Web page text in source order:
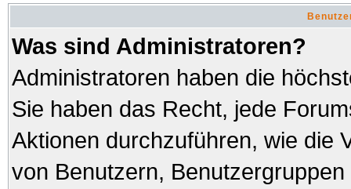
Was sind Administratoren?
Administratoren haben die
Sie haben das Recht, jede
Aktionen durchzuführen, wie die
von Benutzern,